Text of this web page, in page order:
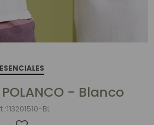
ESENCIALES
POLANCO - Blanco
113201510-BL